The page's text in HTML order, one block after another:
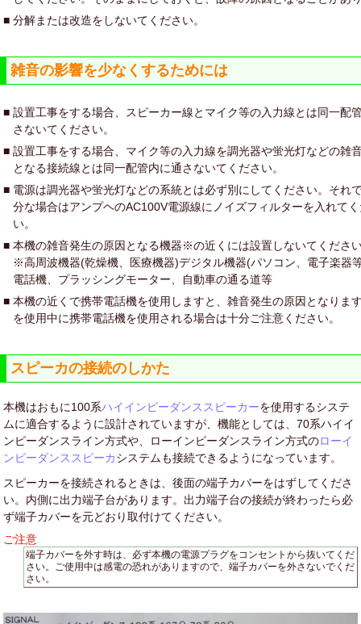
■ 分解または改造をしないてください。
雑音の影響を少なくするためには
■ 設置工事をする場合、スピーカー線とマイク等の入力線とは同一配
さないてください。
■ 設置工事をする場合、マイク等の入力線を調光器や蛍光灯などの雑
となる接続線とは同一配管内に通さないてください。
■ 電源は調光器や蛍光灯などの系統とは必ず別にしてください。それ
分な場合はアンプヘのAC100V電源線にノイズフィルターを入れて
い。
■ 本機の雑音発生の原因となる機器※の近くには設置しないてくださ
※高周波機器(乾燥機、医療機器)デジタル機器(パソコン、電子楽器
電話機、プラッシングモーター、自動車の通る道等
■ 本機の近くで携帯電話機を使用しますと、雑音発生の原因となりま
を使用中に携帯電話機を使用される場合は十分ご注意ください。
スピーカの接続のしかた
本機はおもに100系ハイインピーダンススピーカーを使用するシステ
ムに適合するように設計されていますが、機能としては、70系ハイイ
ンピーダンスライン方式や、ローインピーダンスライン方式のローイ
ンピーダンススピーカシステムも接続できるようになっています。
スピーカーを接続されるときは、後面の端子カバーをはずしてくださ
い。内側に出力端子台があります。出力端子台の接続が終わったら必
ず端子カバーを元どおり取付けてください。
ご注意
端子カバーを外す時は、必ず本機の電源プラグをコンセントから抜いてくだ
さい。ご使用中は感電の恐れがありますので、端子カバーを外さないでくだ
さい。